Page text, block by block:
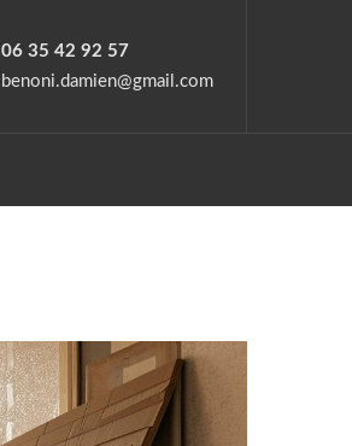
06 35 42 92 57
benoni.damien@gmail.com